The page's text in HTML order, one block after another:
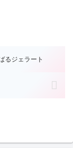
るジェラート